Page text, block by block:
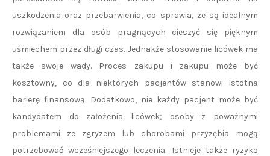
uszkodzenia oraz przebarwienia, co sprawia, że są idealnym
rozwiązaniem dla osób pragnących cieszyć się pięknym
uśmiechem przez długi czas. Jednakże stosowanie licówek ma
także swoje wady. Proces zakupu i zakupu może być
kosztowny, co dla niektórych pacjentów stanowi istotną
barierę finansową. Dodatkowo, nie każdy pacjent może być
kandydatem do założenia licówek; osoby z poważnymi
problemami ze zgryzem lub chorobami przyzębia mogą
potrzebować wcześniejszego leczenia. Istnieje także ryzyko